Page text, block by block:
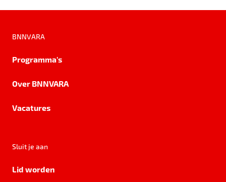
BNNVARA
Programma's
Over BNNVARA
Vacatures
Sluit je aan
Lid worden